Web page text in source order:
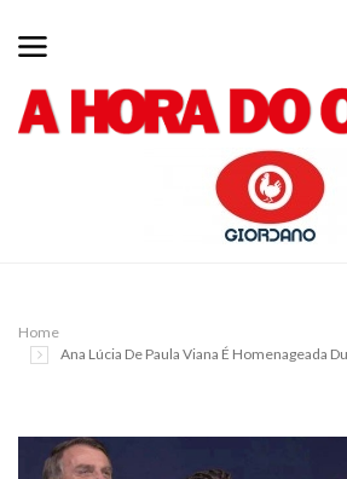
Home
Ana Lúcia De Paula Viana É Homenageada